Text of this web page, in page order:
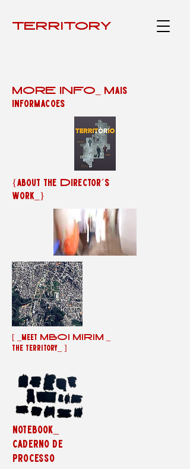
TERRITÓRY
MORE INFO_ Mais
informações
{about the Director´s
work_}
[ _meet MBOI MIRIM _
the territory_ ]
notebook_
caderno de
processo